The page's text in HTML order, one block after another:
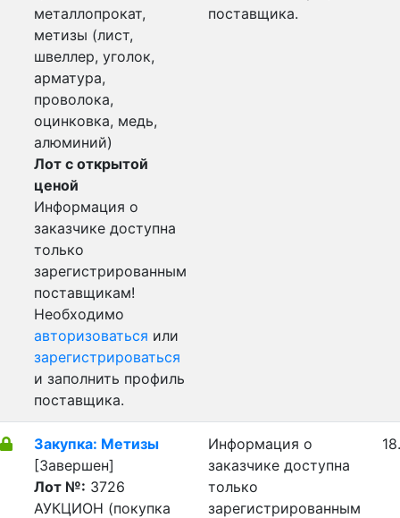
металлопрокат,
метизы (лист,
швеллер, уголок,
арматура,
проволока,
оцинковка, медь,
алюминий)
Лот с открытой
ценой
Информация о
заказчике доступна
только
зарегистрированным
поставщикам!
Необходимо
авторизоваться или
зарегистрироваться
и заполнить профиль
поставщика.
поставщика.
Закупка: Метизы
[Завершен]
Лот №: 3726
АУКЦИОН (покупка
Информация о
заказчике доступна
только
зарегистрированным